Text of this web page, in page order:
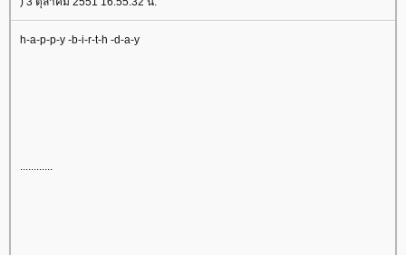
h-a-p-p-y -b-i-r-t-h -d-a-y